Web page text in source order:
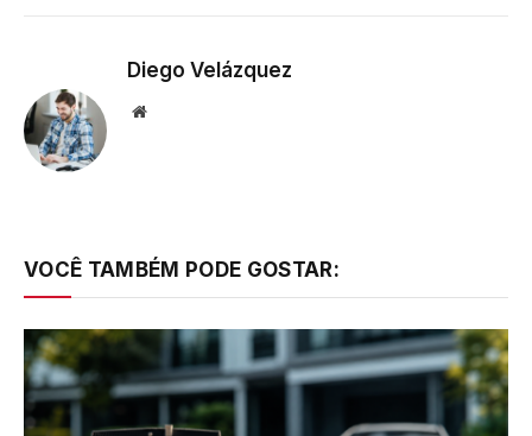
Diego Velázquez
Website
VOCÊ TAMBÉM PODE GOSTAR: